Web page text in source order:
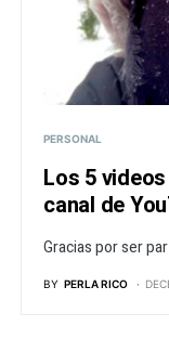
PERSONAL
Los 5
canal de
Gracias por ser
BY PERLA RICO